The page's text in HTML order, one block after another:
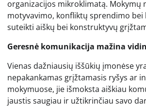
organizacijos mikroklimatą.
motyvavimo, konfliktų sprendimo
suteikti aiškų bei konstruktyvų
Geresnė komunikacija mažina
Vienas dažniausių iššūkių įmonėse
nepakankamas grįžtamasis ryšys ar
mokymuose, jie išmoksta aiškiau
jaustis saugiau ir užtikrinčiau savo